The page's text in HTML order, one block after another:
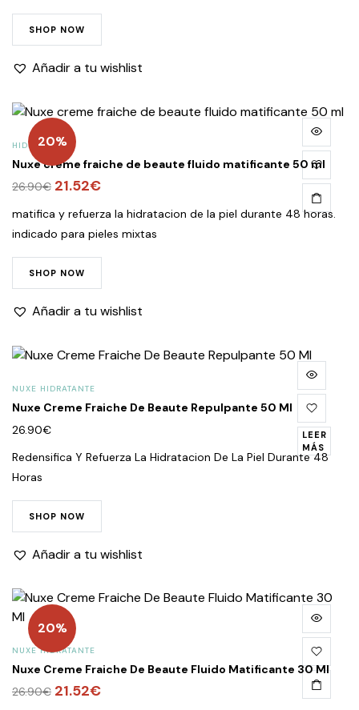
SHOP NOW
Añadir a tu wishlist
20%
HIDRATANTE
Nuxe creme fraiche de beaute fluido matificante 50 ml
26.90€ El
original
era:
21.52€El
actual
es:
matifica y refuerza la hidratacion de la piel durante 48 horas.
indicado para pieles mixtas
SHOP NOW
Añadir a tu wishlist
LEER
MÁS
NUXE HIDRATANTE
Nuxe Creme Fraiche De Beaute Repulpante 50 Ml
26.90€
Redensifica Y Refuerza La Hidratacion De La Piel Durante 48
Horas
SHOP NOW
Añadir a tu wishlist
20%
NUXE HIDRATANTE
Nuxe Creme Fraiche De Beaute Fluido Matificante 30 Ml
26.90€ El
21.52€El